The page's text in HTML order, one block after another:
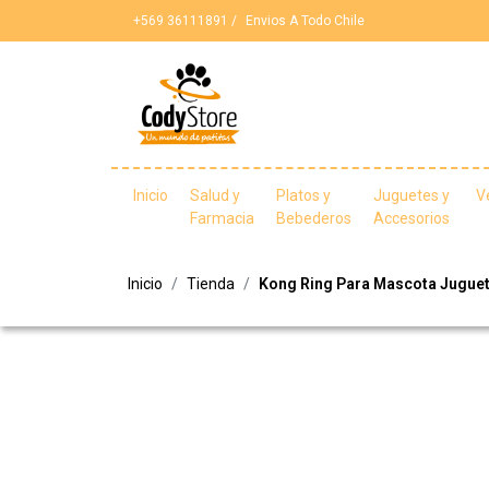
+569 36111891 / Envios A Todo Chile
Inicio
Salud y
Farmacia
Platos y
Bebederos
Juguetes y
Accesorios
Inicio Tienda Kong Ring Para Mascota